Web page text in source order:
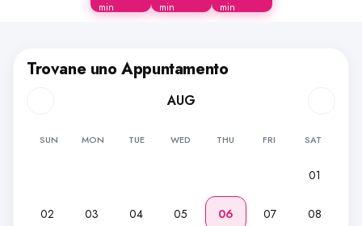
min
min
min
Trovane uno Appuntamento
AUG
SUN MON TUE WED THU FRI SAT
01
02 03 04 05 06 07 08